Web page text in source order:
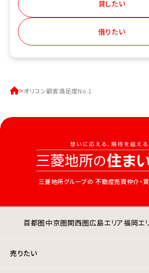
貸したい
借りたい
オリコン顧客満足度No.1
三菱地所グループの 不動産売買仲介・
首都圏中京圏関西圏広島エリア福岡エ
売りたい